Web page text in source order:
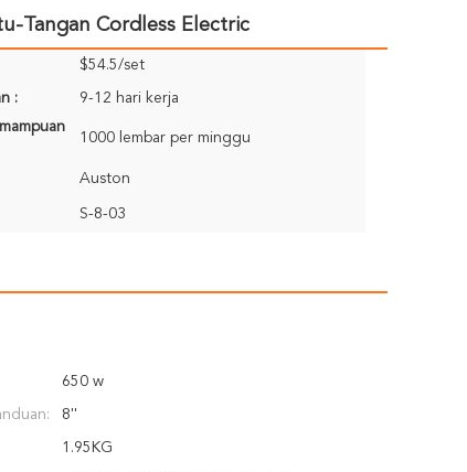
Tangan Cordless Electric
$54.5/set
:
9-12 hari kerja
1000 lembar per minggu
Auston
S-8-03
650 w
8''
1.95KG